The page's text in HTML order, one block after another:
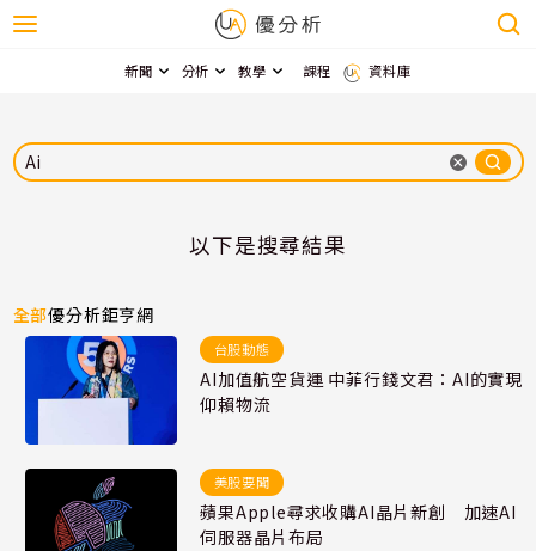
新聞 分析 教學 課程 資料庫
以下是搜尋結果
全部優分析鉅亨網
台股動態
AI加值航空貨運 中菲行錢文君：AI的實現
仰賴物流
美股要聞
蘋果Apple尋求收購AI晶片新創 加速AI
伺服器晶片布局